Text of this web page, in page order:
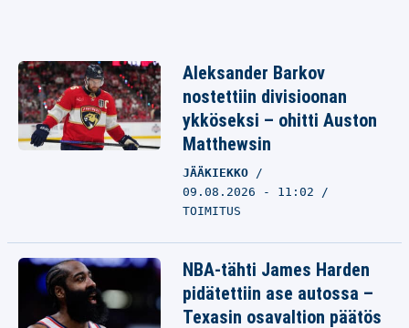
Aleksander Barkov
nostettiin divisioonan
ykköseksi – ohitti Auston
Matthewsin
JÄÄKIEKKO
09.08.2026 - 11:02
TOIMITUS
NBA-tähti James Harden
pidätettiin ase autossa –
Texasin osavaltion päätös